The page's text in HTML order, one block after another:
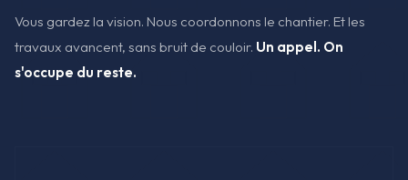
Vous gardez la vision. Nous coordonnons le chantier. Et les
travaux avancent, sans bruit de couloir. Un appel. On
s'occupe du reste.